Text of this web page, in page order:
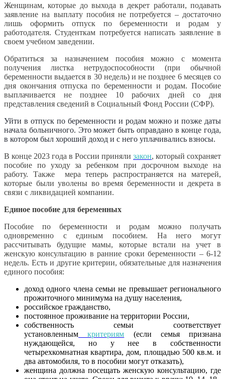
Женщинам, которые до выхода в декрет работали, подавать
заявление на выплату пособия не потребуется – достаточно
лишь оформить отпуск по беременности и родам у
работодателя. Студенткам потребуется написать заявление в
своем учебном заведении.
Обратиться за назначением пособия можно с момента
получения листка нетрудоспособности (при обычной
беременности выдается в 30 недель) и не позднее 6 месяцев со
дня окончания отпуска по беременности и родам. Пособие
выплачивается не позднее 10 рабочих дней со дня
представления сведений в Социальный Фонд России (СФР).
Уйти в отпуск по беременности и родам можно и позже даты
начала больничного. Это может быть оправдано в конце года,
в котором был хороший доход и с него уплачивались взносы.
В конце 2023 года в России приняли закон, который сохраняет
пособие по уходу за ребенком при досрочном выходе на
работу. Также мера теперь распространяется на матерей,
которые были уволены во время беременности и декрета в
связи с ликвидацией компании.
Единое пособие для беременных
Пособие по беременности и родам можно получать
одновременно с единым пособием. На него могут
рассчитывать будущие мамы, которые встали на учет в
женскую консультацию в ранние сроки беременности – 6-12
недель. Есть и другие критерии, обязательные для назначения
единого пособия:
доход одного члена семьи не превышает регионального
прожиточного минимума на душу населения,
российское гражданство,
постоянное проживание на территории России,
собственность семьи соответствует
установленным критериям (если семья признана
нуждающейся, но у нее в собственности
четырехкомнатная квартира, дом, площадью 500 кв.м. и
два автомобиля, то в пособии могут отказать),
женщина должна посещать женскую консультацию, где